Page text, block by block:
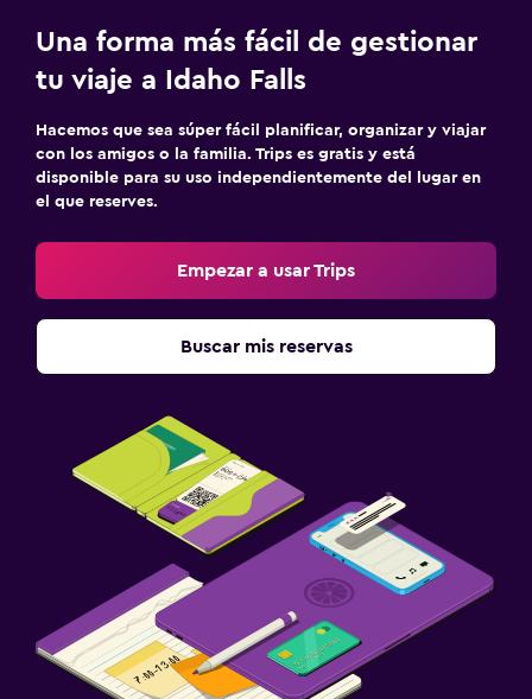
Una forma más fácil de gestionar
tu viaje a Idaho Falls
Hacemos que sea súper fácil planificar, organizar y viajar
con los amigos o la familia. Trips es gratis y está
disponible para su uso independientemente del lugar en
el que reserves.
Empezar a usar Trips
Buscar mis reservas